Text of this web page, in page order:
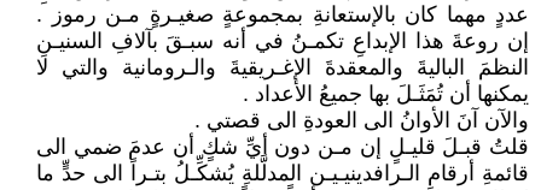
عددٍ مهما كان بالإستعانةِ بمجموعةٍ صغيـرةٍ مـن رموز .
إن روعةَ هذا الإبداعِ تكمـنُ في أنه سبـقَ بآلافِ السنيـنِ
النظمَ الباليةَ والمعقدةَ الإغـريقيةَ والـرومانية والتي لا
يمكنها أن تُمَثَـلَ بها جميعُ الأعداد .
والآن آنَ الأوانُ الى العودةِ الى قصتي .
قلتُ قبـلَ قليـلٍ إن مـن دون أيِّ شكٍ أن عدمَ ضمي الى
قائمةِ أرقامِ الـرافدينيـيـن المدلَّلةِ يُشكِّـلُ بتـراً الى حدٍّ ما